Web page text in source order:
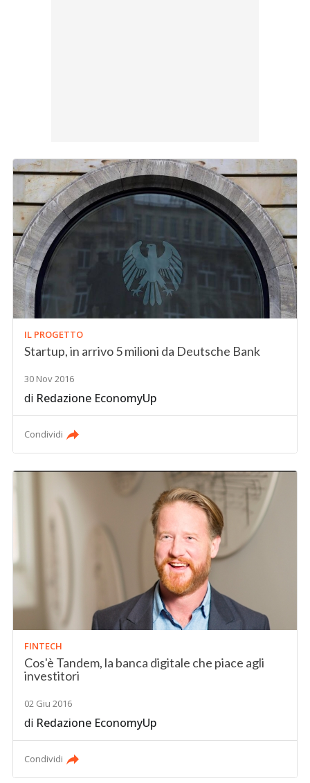
IL PROGETTO
Startup, in arrivo 5 milioni da Deutsche Bank
30 Nov 2016
di Redazione EconomyUp
Condividi
FINTECH
Cos'è Tandem, la banca digitale che piace agli
investitori
02 Giu 2016
di Redazione EconomyUp
Condividi